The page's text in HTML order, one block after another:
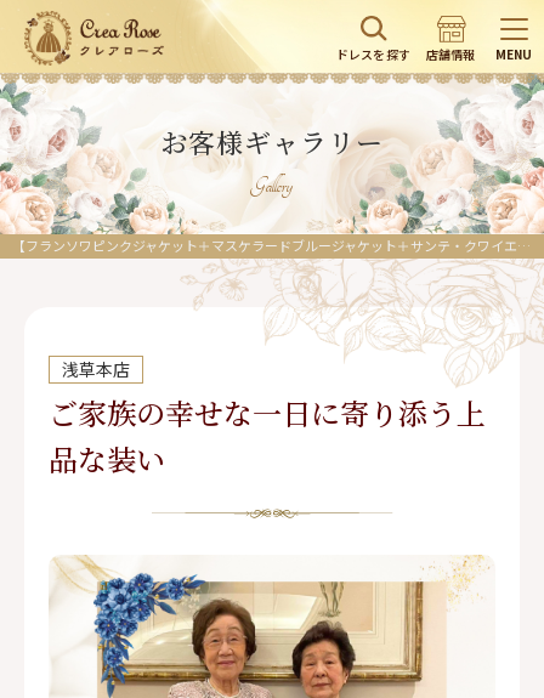
ドレスを探す 店舗情報 MENU
お客様ギャラリー
Gallery
【フランソワピンクジャケット＋マスケラードブルージャケット＋サンテ・クワイエ｜ ブラック・ブルー・ピンク】結婚式にふさわしい祖母様の上品フォーマルドレス
浅草本店
ご家族の幸せな一日に寄り添う上
品な装い